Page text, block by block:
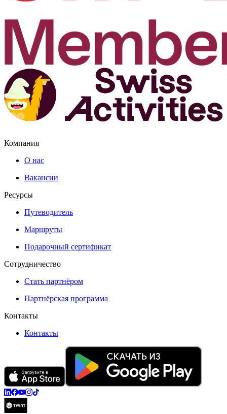
Компания
О нас
Вакансии
Ресурсы
Путеводитель
Маршруты
Подарочный сертификат
Сотрудничество
Стать партнёром
Партнёрская программа
Контакты
Контакты